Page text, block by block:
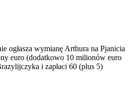
ogłasza wymianę Arthura na Pjanicia
euro (dodatkowo 10 milionów euro
i zapłaci 60 (plus 5)